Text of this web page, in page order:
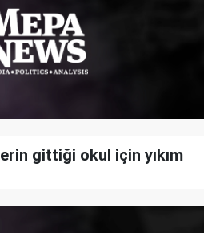
gittiği okul için yıkım